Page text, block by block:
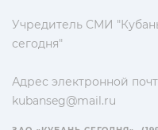
Учредитель СМИ
сегодня"
Адрес электронной
kubanseg@mail.ru